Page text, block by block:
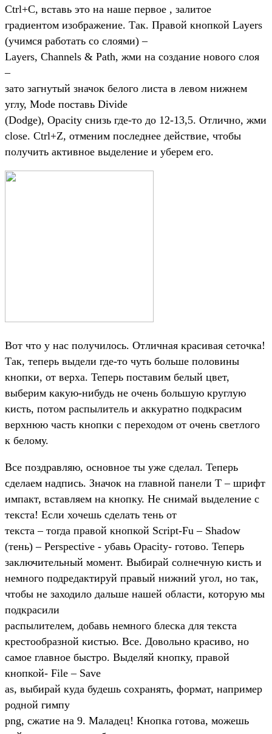
Ctrl+C, вставь это на наше первое , залитое
градиентом изображение. Так. Правой кнопкой Layers
(учимся работать со слоями) –
Layers, Channels & Path, жми на создание нового слоя
–
зато загнутый значок белого листа в левом нижнем
углу, Mode поставь Divide
(Dodge), Opacity снизь где-то до 12-13,5. Отлично, жми
close. Ctrl+Z, отменим последнее действие, чтобы
получить активное выделение и уберем его.
Вот что у нас получилось. Отличная красивая сеточка!
Так, теперь выдели где-то чуть больше половины
кнопки, от верха. Теперь поставим белый цвет,
выберим какую-нибудь не очень большую круглую
кисть, потом распылитель и аккуратно подкрасим
верхнюю часть кнопки с переходом от очень светлого
к белому.
Все поздравляю, основное ты уже сделал. Теперь
сделаем надпись. Значок на главной панели Т – шрифт
импакт, вставляем на кнопку. Не снимай выделение с
текста! Если хочешь сделать тень от
текста – тогда правой кнопкой Script-Fu – Shadow
(тень) – Perspective - убавь Opacity- готово. Теперь
заключительный момент. Выбирай солнечную кисть и
немного подредактируй правый нижний угол, но так,
чтобы не заходило дальше нашей области, которую мы
подкрасили
распылителем, добавь немного блеска для текста
крестообразной кистью. Все. Довольно красиво, но
самое главное быстро. Выделяй кнопку, правой
кнопкой- File – Save
as, выбирай куда будешь сохранять, формат, например
родной гимпу
png, сжатие на 9. Маладец! Кнопка готова, можешь